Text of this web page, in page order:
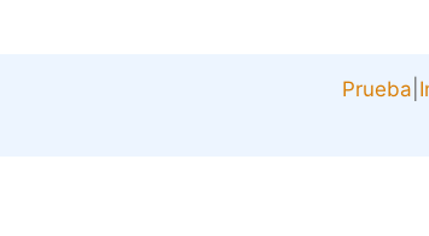
Prueba